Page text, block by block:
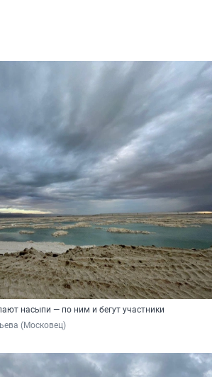
насыпи — по ним и бегут участники
(Московец)